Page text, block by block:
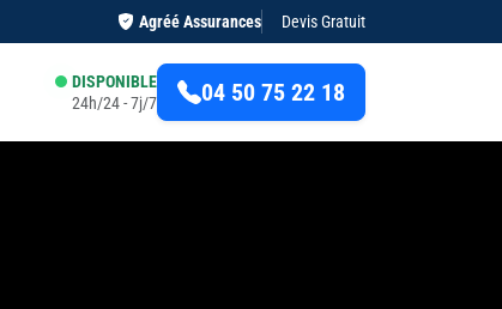
Agréé Assurances Devis Gratuit
DISPONIBLE
24h/24 - 7j/7
04 50 75 22 18